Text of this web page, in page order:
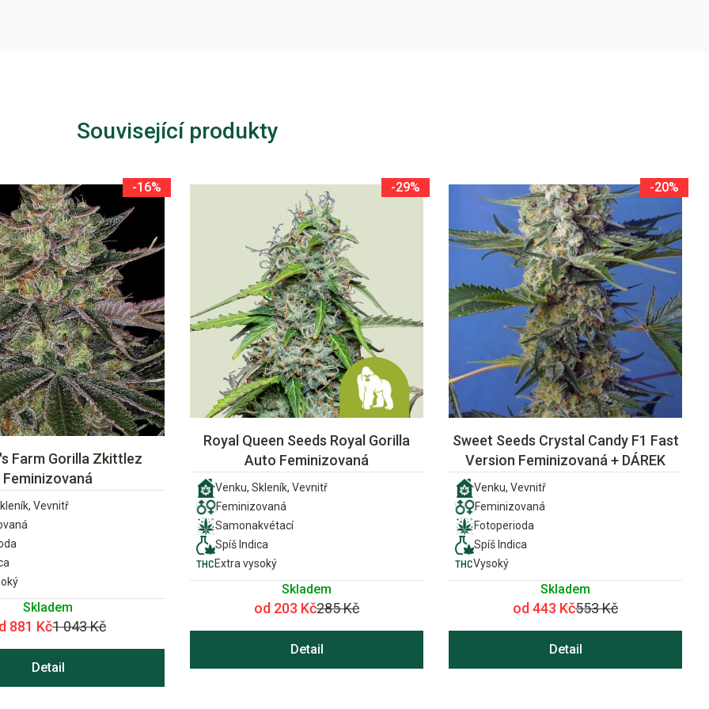
Související produkty
-16%
Farm Gorilla Zkittlez
Feminizovaná
Vevnitř
Skladem
881 Kč1 043 Kč
Detail
-29%
Royal Queen Seeds Royal Gorilla
Auto Feminizovaná
Venku, Skleník, Vevnitř
Feminizovaná
Samonakvétací
Spíš Indica
Extra vysoký
Skladem
od 203 Kč285 Kč
Detail
-20%
Sweet Seeds Crystal Candy F1 Fast
Version Feminizovaná + DÁREK
Venku, Vevnitř
Feminizovaná
Fotoperioda
Spíš Indica
Vysoký
Skladem
od 443 Kč553 Kč
Detail